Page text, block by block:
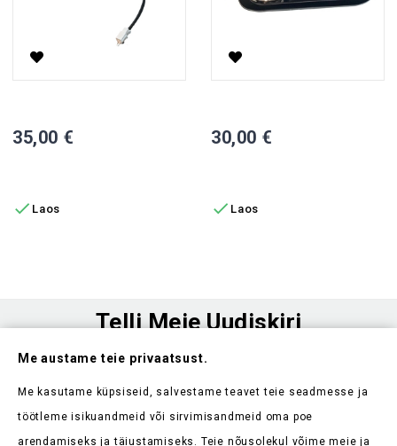
Hind
35,00 €
 Laos
Hind
30,00 €
 Laos
Telli Meie Uudiskiri
Ole esimene, kes saab teada meie uudistest ja kehtivatest
Me austame teie privaatsust.
Me kasutame küpsiseid, salvestame teavet teie seadmesse ja
töötleme isikuandmeid või sirvimisandmeid oma poe
arendamiseks ja täiustamiseks. Teie nõusolekul võime meie ja